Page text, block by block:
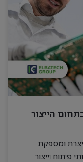
הייצור
ומספקת
פיתוח וייצור